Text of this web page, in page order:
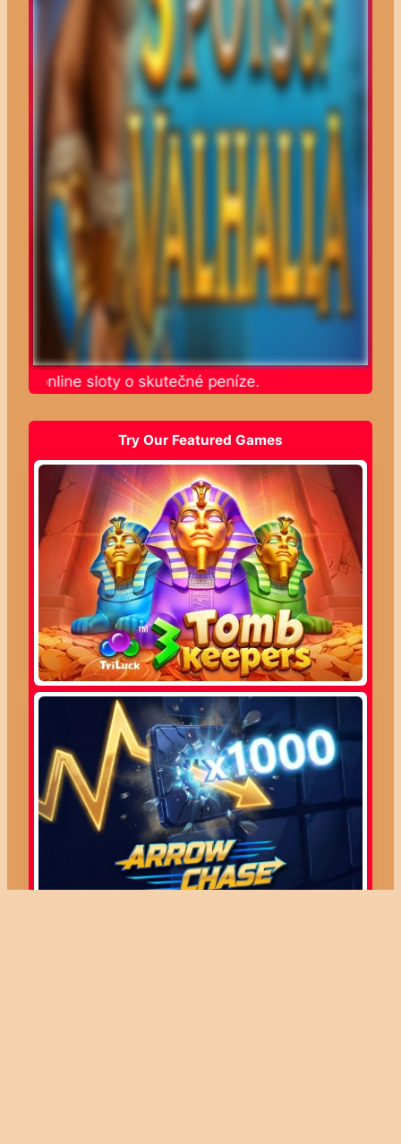
online sloty o skutečné peníze.
Try Our Featured Games